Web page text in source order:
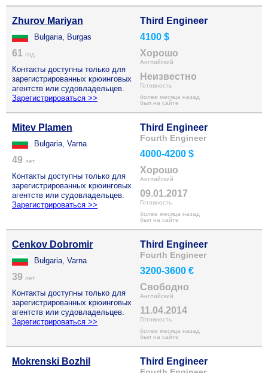
Zhurov Mariyan
Bulgaria, Burgas
61 год
Контакты доступны только для
зарегистрированных крюинговых
агентств или судовладельцев.
Зарегистрироваться >>
Third Engineer
4100 $
Хорошо
Английский
Неизвестно
Готовность
более месяца назад
был на сайте
Mitev Plamen
Bulgaria, Varna
49 лет
Контакты доступны только для
зарегистрированных крюинговых
агентств или судовладельцев.
Зарегистрироваться >>
Third Engineer
Fourth Engineer
4000-4200 $
Хорошо
Английский
09.01.2017
Готовность
более месяца назад
был на сайте
Cenkov Dobromir
Bulgaria, Varna
39 лет
Контакты доступны только для
зарегистрированных крюинговых
агентств или судовладельцев.
Зарегистрироваться >>
Third Engineer
Fourth Engineer
3200-3600 €
Свободно
Английский
11.04.2014
Готовность
более месяца назад
был на сайте
Mokrenski Bozhil Third Engineer